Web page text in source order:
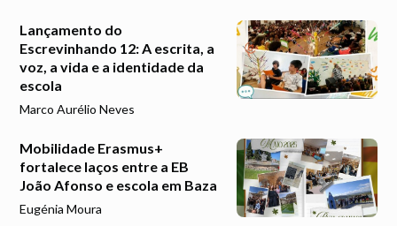
Lançamento do
Escrevinhando 12: A escrita, a
voz, a vida e a identidade da
escola
Marco Aurélio Neves
Mobilidade Erasmus+
fortalece laços entre a EB
João Afonso e escola em Baza
Eugénia Moura